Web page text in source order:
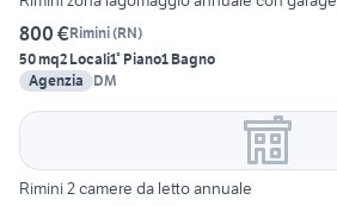
800 €Rimini(RN)
50 mq2 Locali1° Piano1 Bagno
Agenzia
DM
Rimini 2 camere da letto annuale